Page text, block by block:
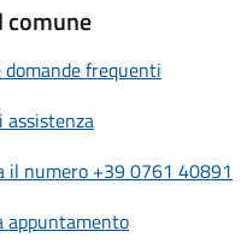
comune
domande frequenti
assistenza
il numero +39 0761 40891
appuntamento